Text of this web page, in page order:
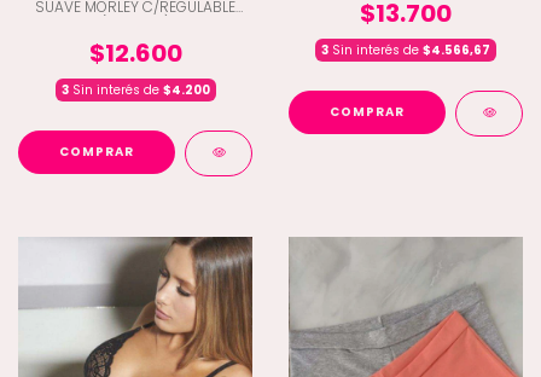
SUAVE MORLEY C/REGULABLE
$12.600
3Sin interés de $4.200
COMPRAR
$13.700
3 Sin interés de $4.566,67
COMPRAR